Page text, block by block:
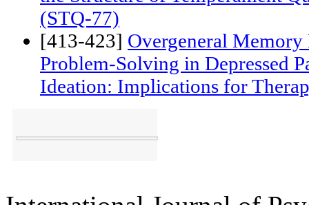
[389-400]Is temperament
the Structure of Temperament
(STQ-77)
[413-423]Overgeneral
Problem-Solving in Depressed